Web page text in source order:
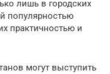
лишь в городских
популярностью
практичностью и
могут выступить